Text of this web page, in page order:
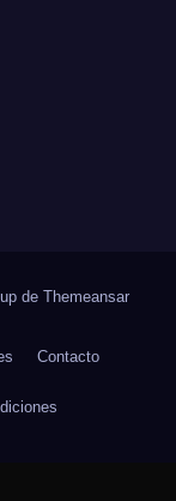
de Themeansar
Contacto